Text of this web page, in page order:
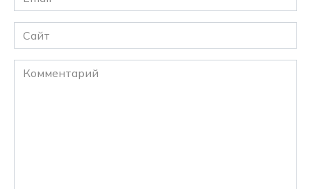
*
Сайт
Комментарий